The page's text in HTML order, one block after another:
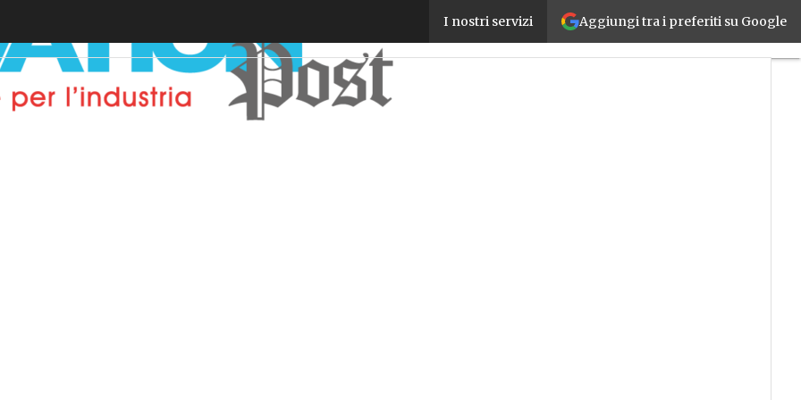
Aggiungi tra i preferiti su Google
I nostri servizi
Un’industria competitiva, digitale e sostenibile: